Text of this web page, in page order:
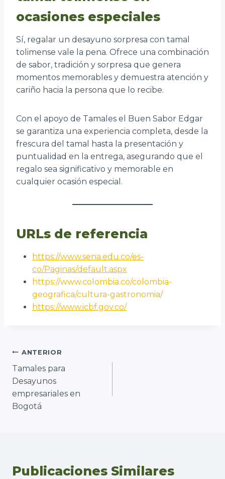
ocasiones especiales
Sí, regalar un desayuno sorpresa con tamal
tolimense vale la pena. Ofrece una combinación
de sabor, tradición y sorpresa que genera
momentos memorables y demuestra atención y
cariño hacia la persona que lo recibe.
Con el apoyo de Tamales el Buen Sabor Edgar
se garantiza una experiencia completa, desde la
frescura del tamal hasta la presentación y
puntualidad en la entrega, asegurando que el
regalo sea significativo y memorable en
cualquier ocasión especial.
URLs de referencia
https://www.sena.edu.co/es-
co/Paginas/default.aspx
https://www.colombia.co/colombia-
geografica/cultura-gastronomia/
https://www.icbf.gov.co/
Navegación
de
entradas
ANTERIOR
Tamales para
Desayunos
empresariales en
Bogotá
Publicaciones Similares